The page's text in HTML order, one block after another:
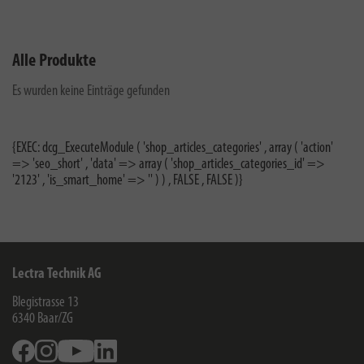
Alle Produkte
Es wurden keine Einträge gefunden
{EXEC: dcg_ExecuteModule ( 'shop_articles_categories' , array ( 'action'
=> 'seo_short' , 'data' => array ( 'shop_articles_categories_id' =>
'2123' , 'is_smart_home' => '' ) ) , FALSE , FALSE )}
Lectra Technik AG
Blegistrasse 13
6340 Baar/ZG
FacebookInstagramYoutube